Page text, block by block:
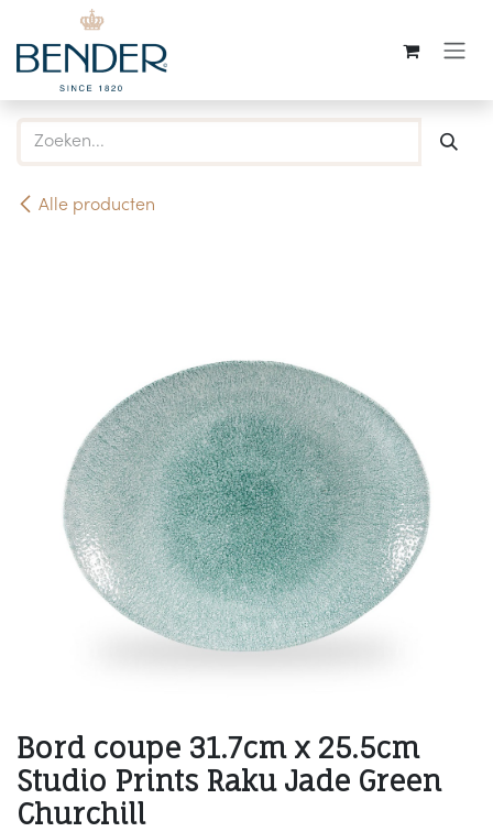
Overslaan naar inhoud
Alle producten
Bord coupe 31.7cm x 25.5cm
Studio Prints Raku Jade Green
Churchill